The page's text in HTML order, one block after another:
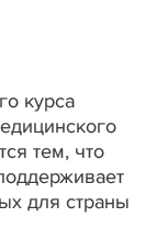
курса
тем, что
для страны